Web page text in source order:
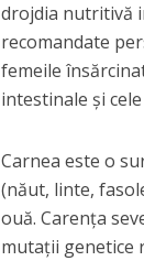
drojdia nutritivă
recomandate
femeile
intestinale și
Carnea este o
(năut, linte,
ouă. Carența
mutații genetice